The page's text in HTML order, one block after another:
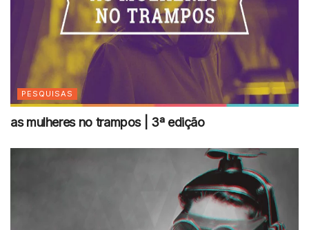
PESQUISAS
as mulheres no trampos | 3ª edição